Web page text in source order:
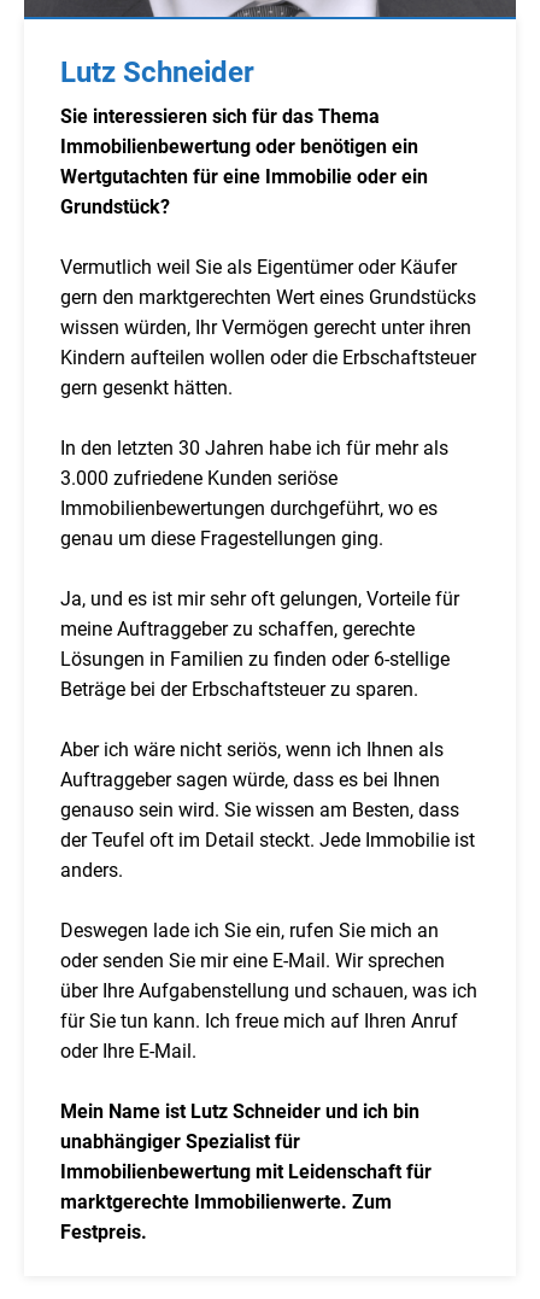
Lutz Schneider
Sie interessieren sich für das Thema
Immobilienbewertung oder benötigen ein
Wertgutachten für eine Immobilie oder ein
Grundstück?
Vermutlich weil Sie als Eigentümer oder Käufer
gern den marktgerechten Wert eines Grundstücks
wissen würden, Ihr Vermögen gerecht unter ihren
Kindern aufteilen wollen oder die Erbschaftsteuer
gern gesenkt hätten.
In den letzten 30 Jahren habe ich für mehr als
3.000 zufriedene Kunden seriöse
Immobilienbewertungen durchgeführt, wo es
genau um diese Fragestellungen ging.
Ja, und es ist mir sehr oft gelungen, Vorteile für
meine Auftraggeber zu schaffen, gerechte
Lösungen in Familien zu finden oder 6-stellige
Beträge bei der Erbschaftsteuer zu sparen.
Aber ich wäre nicht seriös, wenn ich Ihnen als
Auftraggeber sagen würde, dass es bei Ihnen
genauso sein wird. Sie wissen am Besten, dass
der Teufel oft im Detail steckt. Jede Immobilie ist
anders.
Deswegen lade ich Sie ein, rufen Sie mich an
oder senden Sie mir eine E-Mail. Wir sprechen
über Ihre Aufgabenstellung und schauen, was ich
für Sie tun kann. Ich freue mich auf Ihren Anruf
oder Ihre E-Mail.
Mein Name ist Lutz Schneider und ich bin
unabhängiger Spezialist für
Immobilienbewertung mit Leidenschaft für
marktgerechte Immobilienwerte. Zum
Festpreis.